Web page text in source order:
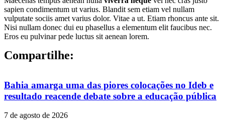
sapien condimentum ut varius. Blandit sem etiam vel nullam
vulputate sociis amet varius dolor. Vitae a ut. Etiam rhoncus ante sit.
Nisi nullam donec dui eu phasellus a elementum elit faucibus nec.
Eros eu pulvinar pede luctus sit aenean lorem.
Compartilhe:
Bahia amarga uma das piores colocações no Ideb e
resultado reacende debate sobre a educação pública
7 de agosto de 2026